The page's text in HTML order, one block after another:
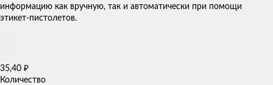
информацию как вручную, так и автоматически при помощи
этикет-пистолетов.
35,40 ₽
Количество